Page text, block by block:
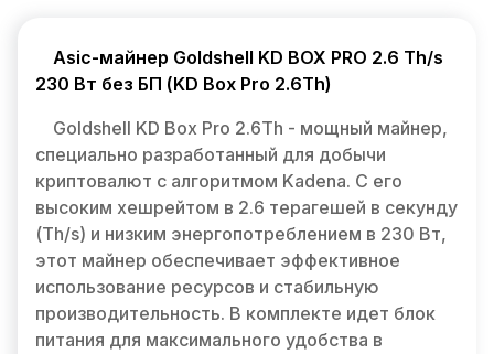
Asic-майнер Goldshell KD BOX PRO 2.6 Th/s
230 Вт без БП (KD Box Pro 2.6Th)
Goldshell KD Box Pro 2.6Th - мощный майнер,
специально разработанный для добычи
криптовалют с алгоритмом Kadena. С его
высоким хешрейтом в 2.6 терагешей в секунду
(Th/s) и низким энергопотреблением в 230 Вт,
этот майнер обеспечивает эффективное
использование ресурсов и стабильную
производительность. В комплекте идет блок
питания для максимального удобства в